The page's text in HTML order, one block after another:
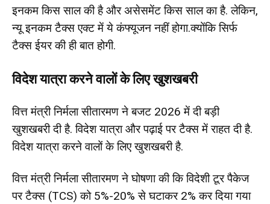
इनकम किस साल की है और असेसमेंट किस साल का है. लेकिन,
न्यू इनकम टैक्स एक्ट में ये कंफ्यूजन नहीं होगा.क्योंकि सिर्फ
टैक्स ईयर की ही बात होगी.
विदेश यात्रा करने वालों के लिए खुशखबरी
वित्त मंत्री निर्मला सीतारमण ने बजट 2026 में दी बड़ी
खुशखबरी दी है. विदेश यात्रा और पढ़ाई पर टैक्स में राहत दी है.
विदेश यात्रा करने वालों के लिए खुशखबरी है.
वित्त मंत्री निर्मला सीतारमण ने घोषणा की कि विदेशी टूर पैकेज
पर टैक्स (TCS) को 5%-20% से घटाकर 2% कर दिया गया